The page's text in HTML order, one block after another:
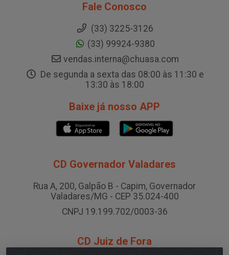
Fale Conosco
(33) 3225-3126
(33) 99924-9380
vendas.interna@chuasa.com
De segunda a sexta das 08:00 às 11:30 e
13:30 às 18:00
Baixe já nosso APP
CD Governador Valadares
Rua A, 200, Galpão B - Capim, Governador
Valadares/MG - CEP 35.024-400
CNPJ 19.199.702/0003-36
CD Juiz de Fora